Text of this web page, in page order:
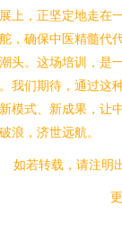
上，正坚定地走在
，确保中医精髓代
头。这场培训，是
我们期待，通过这
模式、新成果，让
浪，济世远航。
如若转载，请注明